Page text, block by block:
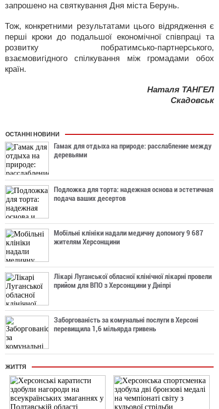
запрошено на святкування Дня міста Берунь.
Тож, конкретними результатами цього відрядження є
перші кроки до подальшої економічної співпраці та
розвитку побратимсько-партнерського,
взаємовигідного спілкування між громадами обох
країн.
Наталя ТАНГЕЛ
Скадовськ
ОСТАННІ НОВИНИ
Гамак для отдыха на природе: расслабление между
деревьями
Подложка для торта: надежная основа и эстетичная
подача ваших десертов
Мобільні клініки надали медичну допомогу 9 687
жителям Херсонщини
Лікарі Луганської обласної клінічної лікарні провели
прийом для ВПО з Херсонщини у Дніпрі
Заборгованість за комунальні послуги в Херсоні
перевищила 1,6 мільярда гривень
ЖИТТЯ